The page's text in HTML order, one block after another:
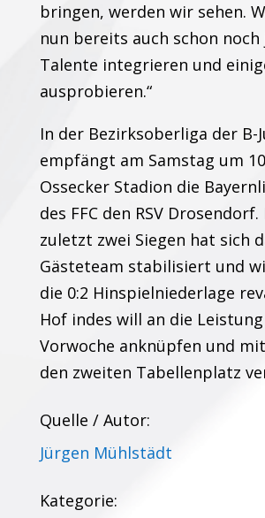
bringen, werden wir sehen.
nun bereits auch schon noch
Talente integrieren und
ausprobieren.“
In der Bezirksoberliga der B-
empfängt am Samstag um
Ossecker Stadion die
des FFC den RSV Drosendorf.
zuletzt zwei Siegen hat sich
Gästeteam stabilisiert und
die 0:2 Hinspielniederlage
Hof indes will an die
Vorwoche anknüpfen und
den zweiten Tabellenplatz
Quelle / Autor:
Jürgen Mühlstädt
Kategorie: